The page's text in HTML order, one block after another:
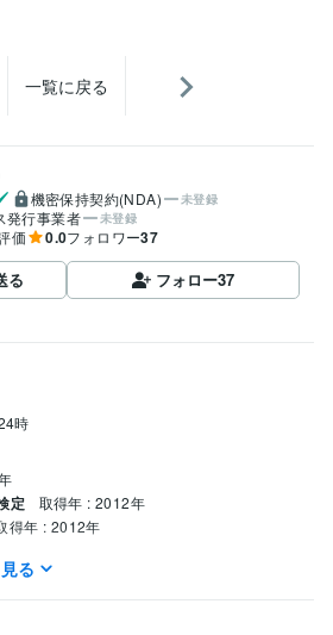
一覧に戻る
機密保持契約(NDA) 未登録
発行事業者 未登録
価 0.0フォロワー37
る フォロー37
時
定 取得年 : 2012年
得年 : 2012年
る